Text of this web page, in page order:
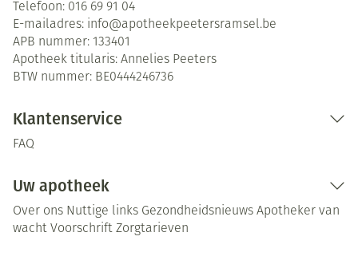
Telefoon: 016 69 91 04
E-mailadres: info@apotheekpeetersramsel.be
APB nummer: 133401
Apotheek titularis: Annelies Peeters
BTW nummer: BE0444246736
Klantenservice
FAQ
Uw apotheek
Over ons Nuttige links Gezondheidsnieuws Apotheker van
wacht Voorschrift Zorgtarieven